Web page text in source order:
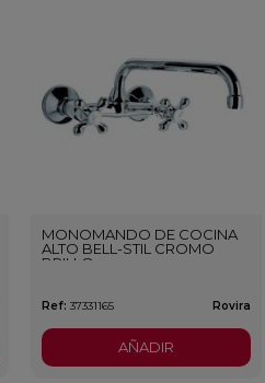
MONOMANDO DE COCINA
ALTO BELL-STIL CROMO
BRILLO
Ref: 37331165 Rovira
AÑADIR